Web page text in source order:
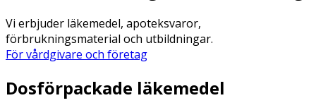
Vi erbjuder läkemedel, apoteksvaror,
förbrukningsmaterial och utbildningar.
För vårdgivare och företag
Dosförpackade läkemedel